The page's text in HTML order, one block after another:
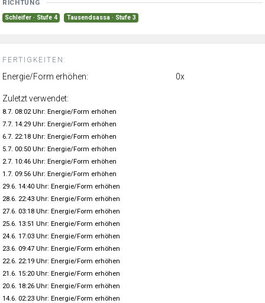
RICHTUNG
Schleifer · Stufe 4 Tausendsassa · Stufe 3
FERTIGKEITEN:
Energie/Form erhöhen: 0x
Zuletzt verwendet:
8.7. 08:02 Uhr: Energie/Form erhöhen
7.7. 14:29 Uhr: Energie/Form erhöhen
6.7. 22:18 Uhr: Energie/Form erhöhen
5.7. 00:50 Uhr: Energie/Form erhöhen
2.7. 10:46 Uhr: Energie/Form erhöhen
1.7. 09:56 Uhr: Energie/Form erhöhen
29.6. 14:40 Uhr: Energie/Form erhöhen
28.6. 22:43 Uhr: Energie/Form erhöhen
27.6. 03:18 Uhr: Energie/Form erhöhen
25.6. 13:51 Uhr: Energie/Form erhöhen
24.6. 17:03 Uhr: Energie/Form erhöhen
23.6. 09:47 Uhr: Energie/Form erhöhen
22.6. 22:19 Uhr: Energie/Form erhöhen
21.6. 15:20 Uhr: Energie/Form erhöhen
20.6. 18:26 Uhr: Energie/Form erhöhen
14.6. 02:23 Uhr: Energie/Form erhöhen